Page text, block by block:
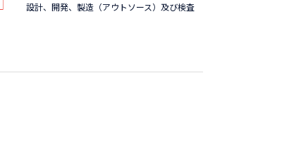
設計、開発、製造（アウトソース）及び検査